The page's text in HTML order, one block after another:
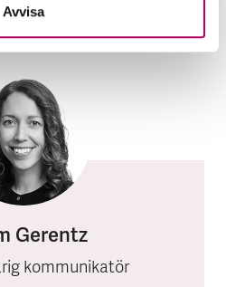
Avvisa
samt i årliga
med övriga
Gerentz
kommunikatör